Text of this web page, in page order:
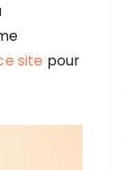
site pour